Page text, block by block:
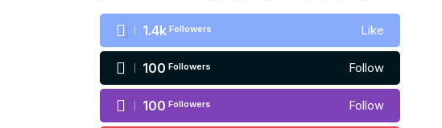
1.4k Followers Like
100 Followers Follow
100 Followers Follow